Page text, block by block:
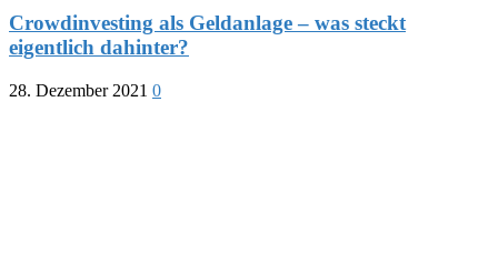
Crowdinvesting als Geldanlage – was steckt
eigentlich dahinter?
28. Dezember 2021 0